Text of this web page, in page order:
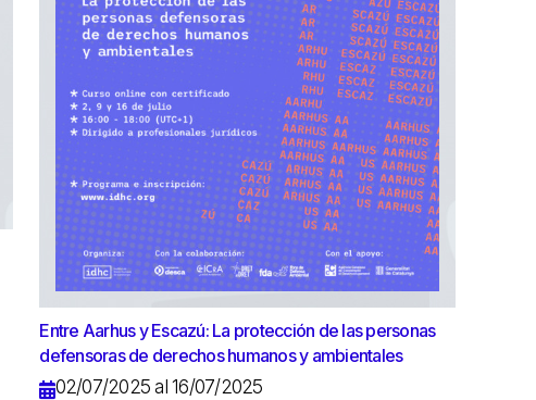
Entre Aarhus y Escazú: La protección de las personas
defensoras de derechos humanos y ambientales
02/07/2025 al 16/07/2025